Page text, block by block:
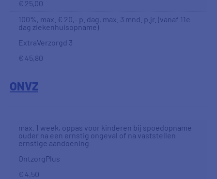
€ 25,00
100%, max. € 20,- p. dag, max. 3 mnd. p.jr. (vanaf 11e
dag ziekenhuisopname)
ExtraVerzorgd 3
€ 45,80
ONVZ
max. 1 week, oppas voor kinderen bij spoedopname
ouder na een ernstig ongeval of na vaststellen
ernstige aandoening
OntzorgPlus
€ 4,50